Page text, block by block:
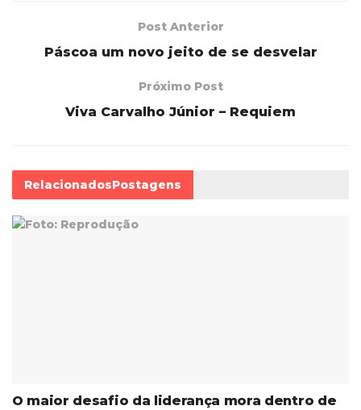
Post Anterior
Páscoa um novo jeito de se desvelar
Próximo Post
Viva Carvalho Júnior – Requiem
RelacionadosPostagens
O maior desafio da liderança mora dentro de